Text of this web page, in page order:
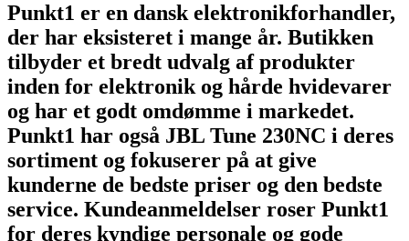
Punkt1 er en dansk elektronikforhandler,
der har eksisteret i mange år. Butikken
tilbyder et bredt udvalg af produkter
inden for elektronik og hårde hvidevarer
og har et godt omdømme i markedet.
Punkt1 har også JBL Tune 230NC i deres
sortiment og fokuserer på at give
kunderne de bedste priser og den bedste
service. Kundeanmeldelser roser Punkt1
for deres kyndige personale og gode